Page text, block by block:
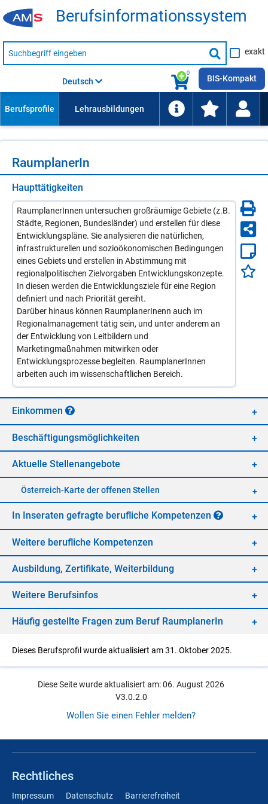
Be­rufs­in­for­ma­ti­ons­sys­tem
Suche
nach
Suche
starten
exakt
0
Deutsch BIS-Kompakt
Raum­pla­ne­rIn
Haupttätigkeiten
RaumplanerInnen untersuchen großräumige Gebiete (z.B.
Städte, Regionen, Bundesländer) und erstellen für diese
Entwicklungspläne. Sie analysieren die natürlichen,
infrastrukturellen und sozioökonomischen Bedingungen
eines Gebiets und erstellen in Abstimmung mit
regionalpolitischen Zielvorgaben Entwicklungskonzepte.
In diesen werden die Entwicklungsziele für eine Region
definiert und nach Priorität gereiht.
Darüber hinaus können RaumplanerInenn auch im
Regionalmanagement tätig sein, und unter anderem an
der Entwicklung von Leitbildern und
Marketingmaßnahmen mitwirken oder
Entwicklungsprozesse begleiten. RaumplanerInnen
arbeiten auch im wissenschaftlichen Bereich.
Ein­kom­men
Be­schäf­ti­gungs­mög­lich­kei­ten
Ak­tu­el­le Stel­len­an­ge­bo­te
Öster­reich-Kar­te der of­fe­nen Stel­len
In In­se­ra­ten ge­frag­te be­ruf­li­che Kom­pe­ten­zen
Wei­te­re be­ruf­li­che Kom­pe­ten­zen
Aus­bil­dung, Zer­ti­fi­ka­te, Wei­ter­bil­dung
Wei­te­re Be­rufs­in­fos
Häu­fig ge­stell­te Fra­gen zum Be­ruf Raum­pla­ne­rIn
Dieses Berufsprofil wurde aktualisiert am 31. Oktober 2025.
Diese Seite wurde aktualisiert am: 06. August 2026
V3.0.2.0
Wollen Sie einen Fehler melden?
Rechtliches
Impressum Datenschutz Barrierefreiheit